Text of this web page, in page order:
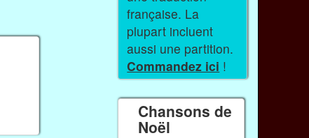
française. La
plupart incluent
aussi une partition.
Commandez ici !
Chansons de
Noël